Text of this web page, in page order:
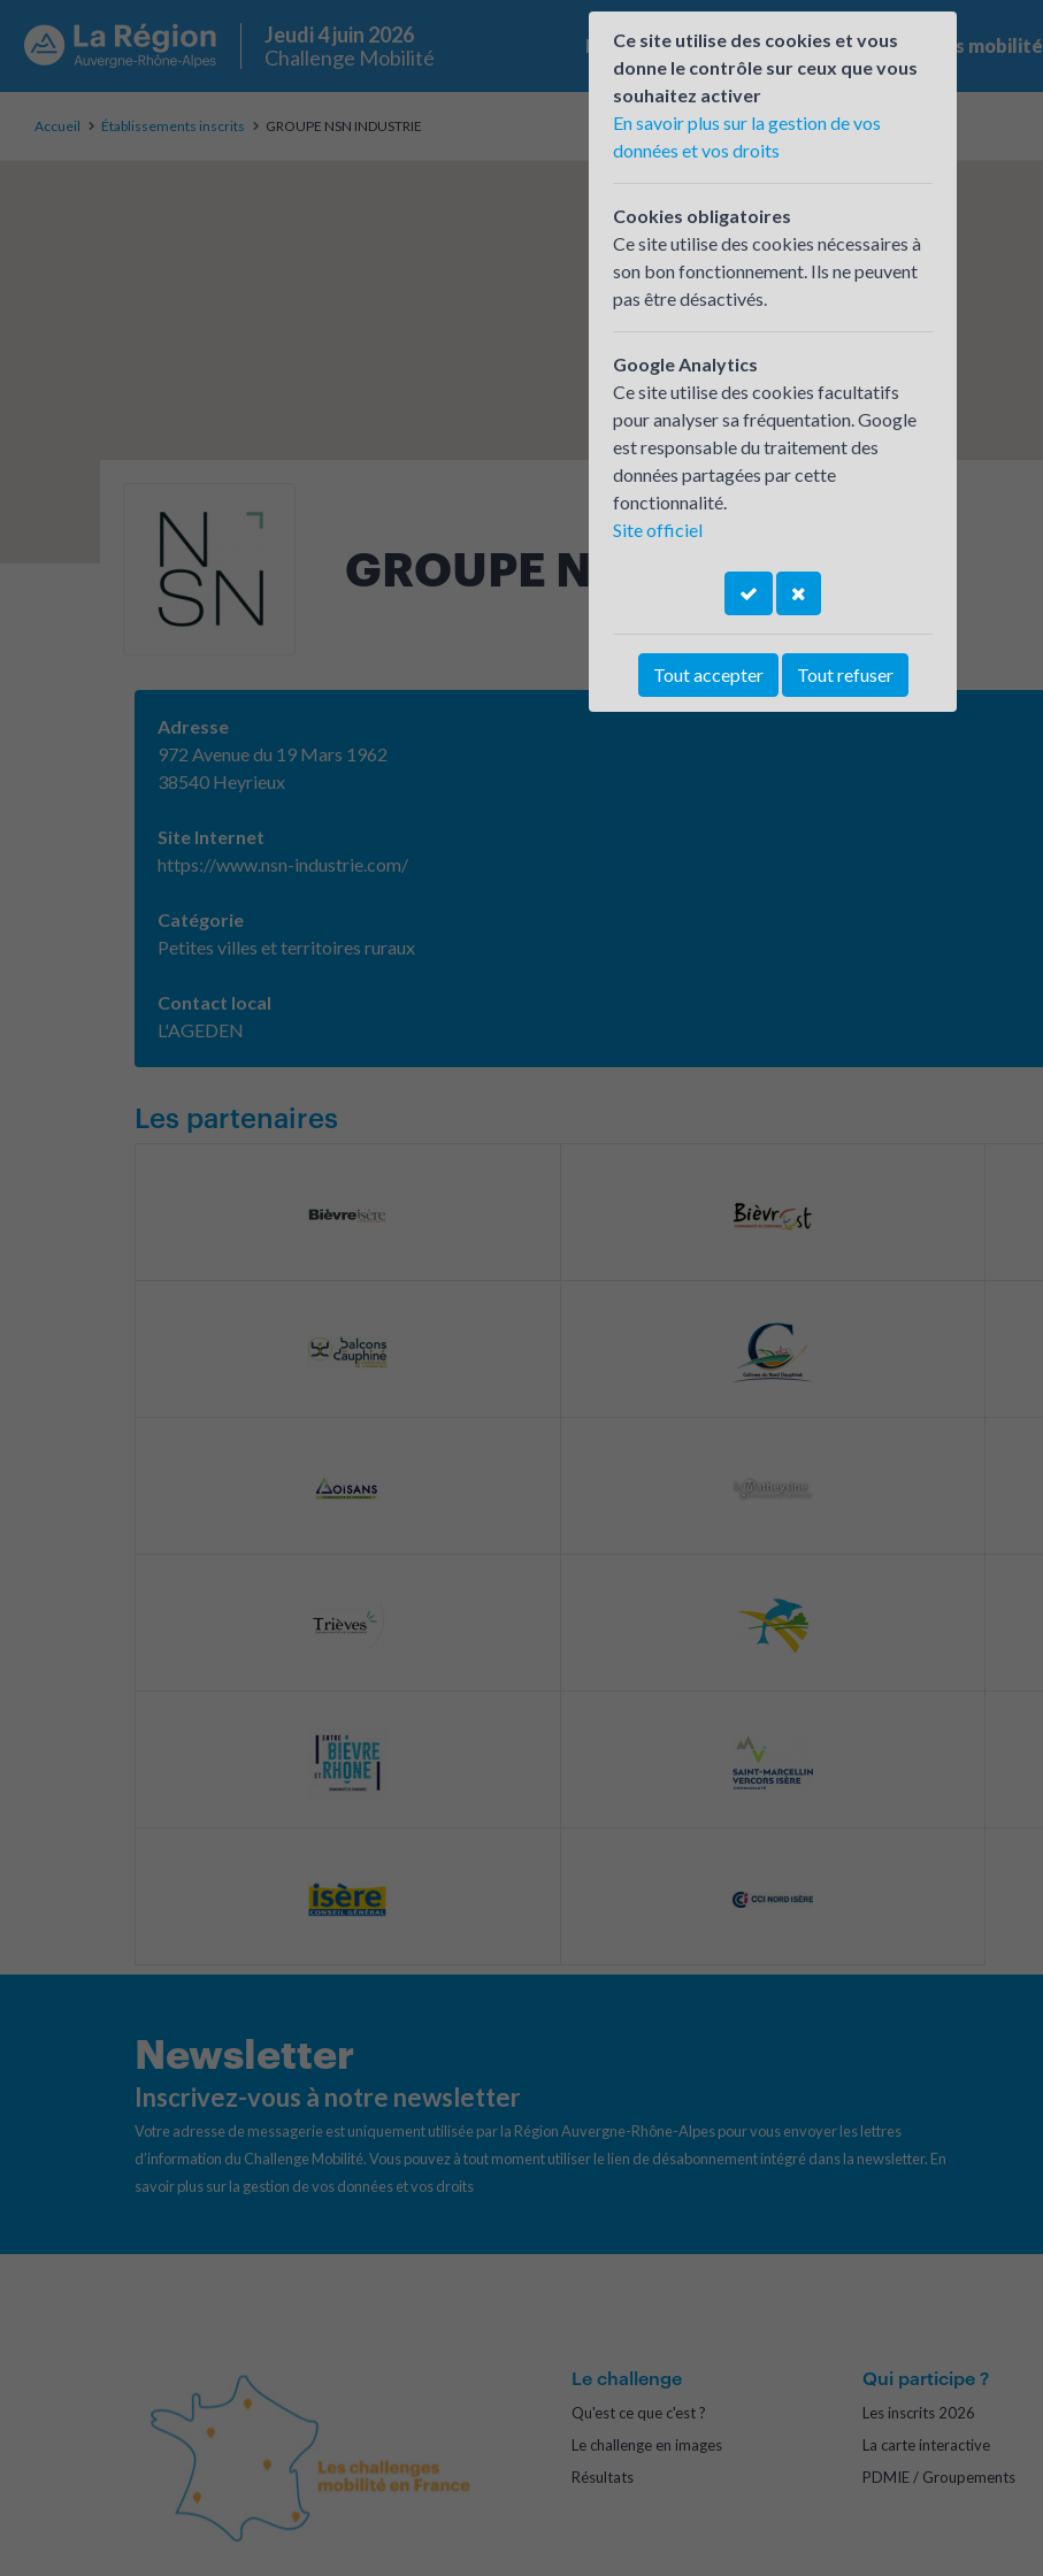
Jeudi 4 juin 2026
Challenge Mobilité
Le challenge Qui participe ? Les offres mobilité
Accueil Établissements inscrits GROUPE NSN INDUSTRIE
GROUPE NSN INDUSTRIE
Adresse
972 Avenue du 19 Mars 1962
38540 Heyrieux
Site Internet
https://www.nsn-industrie.com/
Catégorie
Petites villes et territoires ruraux
Contact local
L'AGEDEN
Les partenaires
Newsletter
Inscrivez-vous à notre newsletter
Votre adresse de messagerie est uniquement utilisée par la Région Auvergne-Rhône-Alpes pour vous envoyer les lettres
d’information du Challenge Mobilité. Vous pouvez à tout moment utiliser le lien de désabonnement intégré dans la newsletter. En
savoir plus sur la gestion de vos données et vos droits
Le challenge
Qu'est ce que c'est ?
Le challenge en images
Résultats
Qui participe ?
Les inscrits 2026
La carte interactive
PDMIE / Groupements
Ce site utilise des cookies et vous
donne le contrôle sur ceux que vous
souhaitez activer
En savoir plus sur la gestion de vos
données et vos droits
Cookies obligatoires
Ce site utilise des cookies nécessaires à
son bon fonctionnement. Ils ne peuvent
pas être désactivés.
Google Analytics
Ce site utilise des cookies facultatifs
pour analyser sa fréquentation. Google
est responsable du traitement des
données partagées par cette
fonctionnalité.
Site officiel
Tout accepter Tout refuser